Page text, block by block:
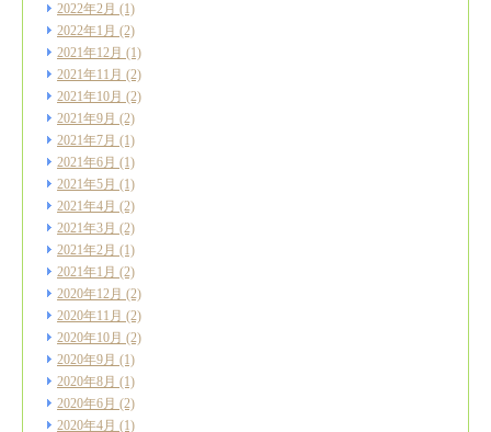
2022年2月 (1)
2022年1月 (2)
2021年12月 (1)
2021年11月 (2)
2021年10月 (2)
2021年9月 (2)
2021年7月 (1)
2021年6月 (1)
2021年5月 (1)
2021年4月 (2)
2021年3月 (2)
2021年2月 (1)
2021年1月 (2)
2020年12月 (2)
2020年11月 (2)
2020年10月 (2)
2020年9月 (1)
2020年8月 (1)
2020年6月 (2)
2020年4月 (1)